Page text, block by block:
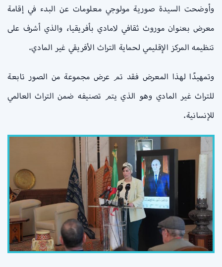
وأوضحت السيدة صورية مولوجي معلومات عن البدء في إقامة
معرض بعنوان موروث ثقافي لامادي بأفريقيا، والذي أشرف على
تنظيمه المركز الإقليمي لحماية التراث الأفريقي غير المادي.
وتمهيدًا لهذا المعرض فقد تم عرض مجموعة من الصور تابعة
للتراث غير المادي وهو الذي يتم تصنيفه ضمن التراث العالمي
للإنسانية.